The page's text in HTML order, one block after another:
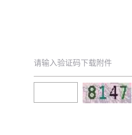
请输入验证码下载附件